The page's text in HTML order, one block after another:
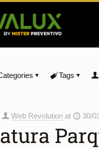
Tags
Web Revolution at 30/